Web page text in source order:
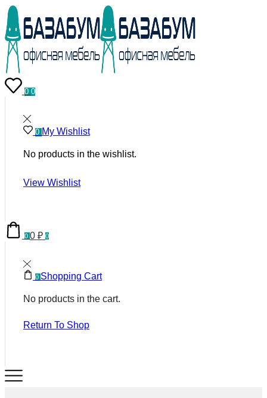
0 0
0 My Wishlist
No products in the wishlist.
View Wishlist
0 0 ₽ 0
0 Shopping Cart
No products in the cart.
Return To Shop